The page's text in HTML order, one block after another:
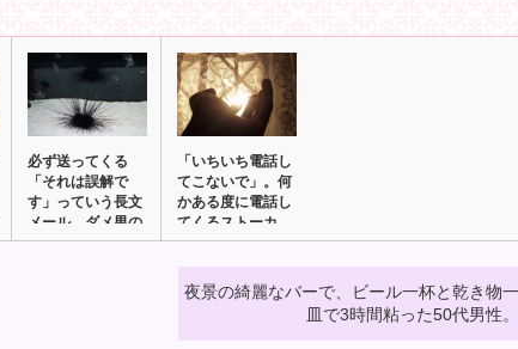
必ず送ってくる
「それは誤解で
す」っていう長文
メール。ダメ男の
共通…
「いちいち電話し
てこないで」。何
かある度に電話し
てくるストーカ
ー…
夜景の綺麗なバーで、ビール一杯と乾き物一
皿で3時間粘った50代男性。